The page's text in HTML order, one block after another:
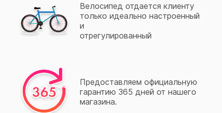
Велосипед отдается клиенту
только идеально настроенный
и
отрегулированный
Предоставляем официальную
гарантию 365 дней от нашего
магазина.